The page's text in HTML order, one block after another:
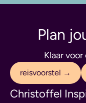
Plan
Klaar
reisvoorstel →
Christoffel